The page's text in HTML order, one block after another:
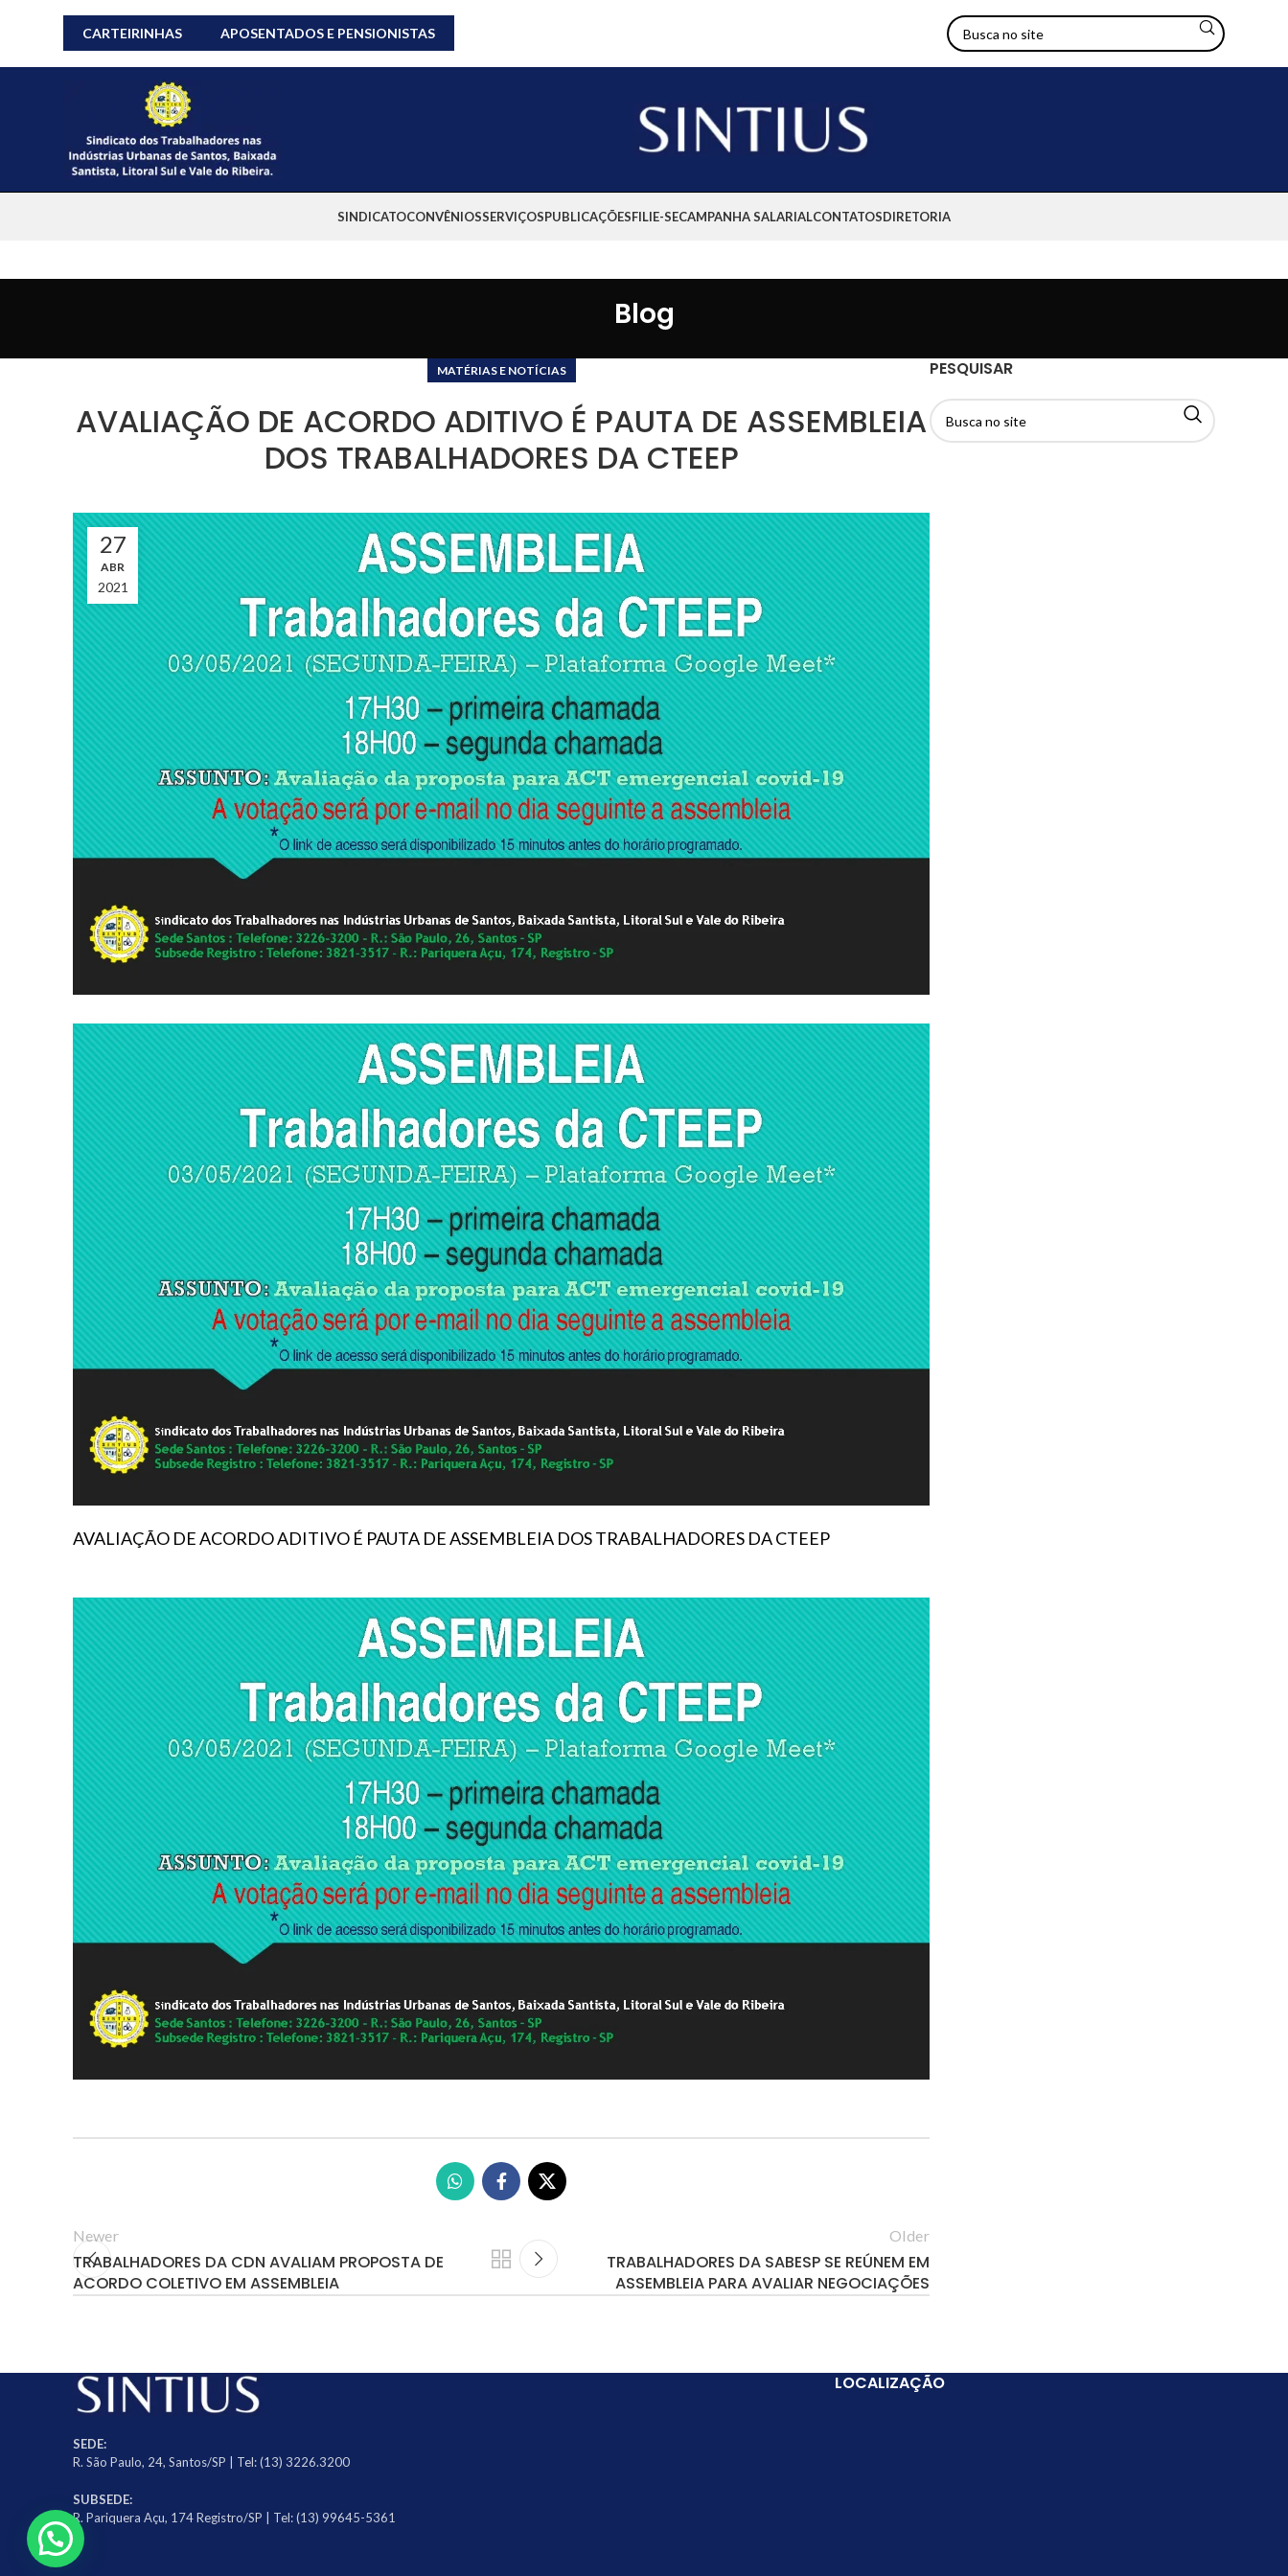
CARTEIRINHAS APOSENTADOS E PENSIONISTAS
SINDICATOCONVÊNIOSSERVIÇOSPUBLICAÇÕESFILIE-SECAMPANHA SALARIALCONTATOSDIRETORIA
Blog
MATÉRIAS E NOTÍCIAS
AVALIAÇÃO DE ACORDO ADITIVO É PAUTA DE ASSEMBLEIA
DOS TRABALHADORES DA CTEEP
27
ABR
2021
AVALIAÇÃO DE ACORDO ADITIVO É PAUTA DE ASSEMBLEIA DOS TRABALHADORES DA CTEEP
Newer
TRABALHADORES DA CDN AVALIAM PROPOSTA DE
ACORDO COLETIVO EM ASSEMBLEIA
Older
TRABALHADORES DA SABESP SE REÚNEM EM
ASSEMBLEIA PARA AVALIAR NEGOCIAÇÕES
PESQUISAR
SEDE:
R. São Paulo, 24, Santos/SP | Tel: (13) 3226.3200
SUBSEDE:
R. Pariquera Açu, 174 Registro/SP | Tel: (13) 99645-5361
LOCALIZAÇÃO